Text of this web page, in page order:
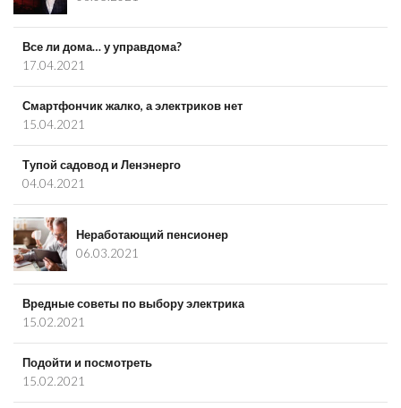
Все ли дома… у управдома?
17.04.2021
Смартфончик жалко, а электриков нет
15.04.2021
Тупой садовод и Ленэнерго
04.04.2021
Неработающий пенсионер
06.03.2021
Вредные советы по выбору электрика
15.02.2021
Подойти и посмотреть
15.02.2021